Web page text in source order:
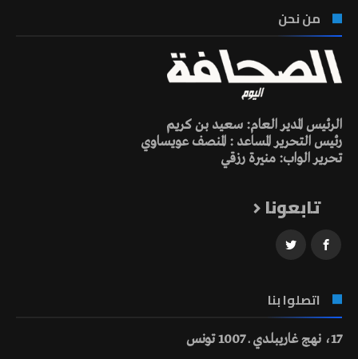
من نحن
الرئيس المدير العام: سعيد بن كريم
رئيس التحرير المساعد : المنصف عويساوي
تحرير الواب: منيرة رزقي
تابعونا
اتصلوا بنا
17، نهج غاريبلدي ـ 1007 تونس